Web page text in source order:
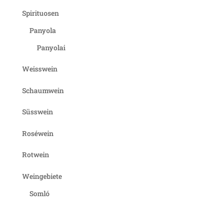
Spirituosen
Panyola
Panyolai
Weisswein
Schaumwein
Süsswein
Roséwein
Rotwein
Weingebiete
Somló